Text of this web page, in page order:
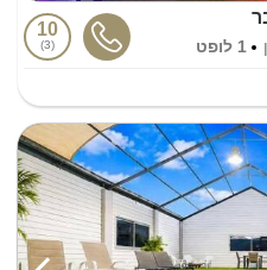
1 לופט
10
3